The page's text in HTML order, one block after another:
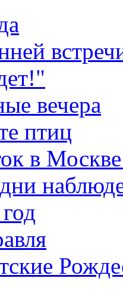
вечера
птиц
в